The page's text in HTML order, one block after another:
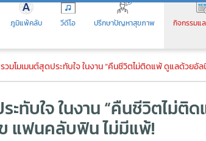
ภูมิแพ้คลับ วีดีโอ ปรึกษาปัญหาสุขภาพ กิจกรรมแล
ที่งาน "คืนชีวิตไม่ติ
รวมโมเมนต์สุดประทับใจ ในงาน “คืนชีวิตไม่ติดแพ้ ดูแลด้วยอัลนี้” โป๊ปมอบความสุ
ะทับใจ ในงาน “คืนชีวิตไม่ติ
แฟนคลับฟิน ไม่มีแพ้!